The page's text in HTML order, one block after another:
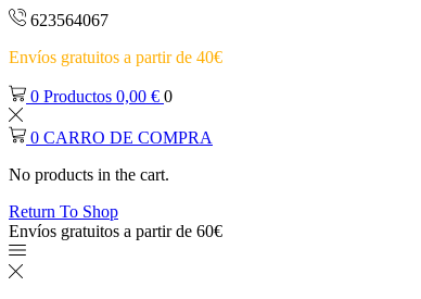
623564067
Envíos gratuitos a partir de 40€
0 Productos 0,00 € 0
0 CARRO DE COMPRA
No products in the cart.
Return To Shop
Envíos gratuitos a partir de 60€